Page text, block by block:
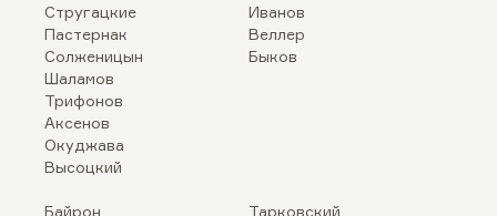
Стругацкие
Пастернак
Солженицын
Шаламов
Трифонов
Аксенов
Окуджава
Высоцкий
Иванов
Веллер
Быков
Байрон Тарковский